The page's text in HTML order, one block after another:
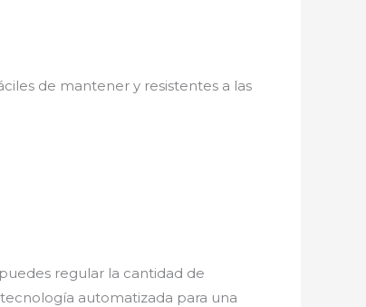
de mantener y resistentes a las
regular la cantidad de
automatizada para una